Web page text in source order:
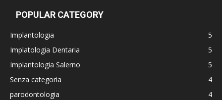
POPULAR CATEGORY
Implantologia
5
Implatologia Dentaria
5
Implantologia Salerno
5
Senza categoria
4
parodontologia
4